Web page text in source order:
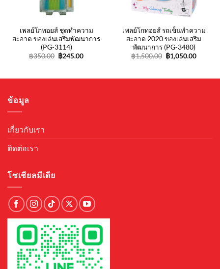
เพลย์โกทอยส์ ชุดทำความ
สะอาด ของเล่นเสริมพัฒนาการ
(PG-3114)
฿350.00 Original
price
฿245.00Current
เพลย์โกทอยส์ รถเข็นทำความ
สะอาด 2020 ของเล่นเสริม
พัฒนาการ (PG-3480)
฿1,500.00 Original
price
฿1,050.00
ข้อมูล
เกี่ยวกับเรา
ติดต่อเรา
โซเชียลมีเดีย